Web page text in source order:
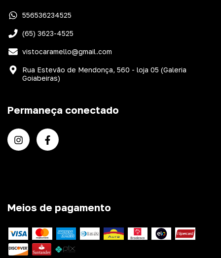
556536234525
(65) 3623-4525
vistocaramello@gmail.com
Rua Estevão de Mendonça, 560 - loja 05 (Galeria
Goiabeiras)
Permaneça conectado
Meios de pagamento